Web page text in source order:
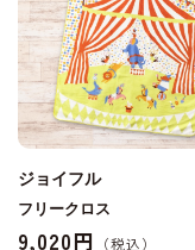
ジョイフル
フリークロス
9,020円